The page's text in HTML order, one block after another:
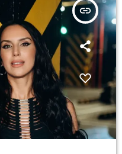
insert_link